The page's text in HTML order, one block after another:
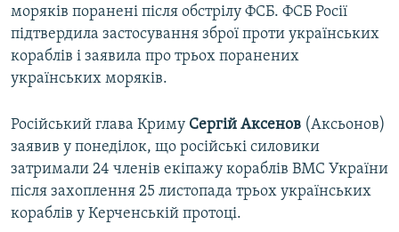
моряків поранені після обстрілу ФСБ. ФСБ Росії
підтвердила застосування зброї проти українських
кораблів і заявила про трьох поранених
українських моряків.
Російський глава Криму Сергій Аксенов (Аксьонов)
заявив у понеділок, що російські силовики
затримали 24 членів екіпажу кораблів ВМС України
після захоплення 25 листопада трьох українських
кораблів у Керченській протоці.